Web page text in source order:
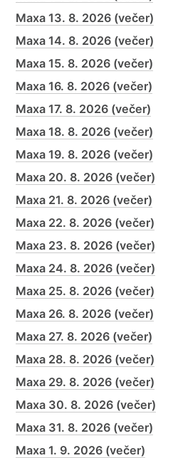
Maxa 13. 8. 2026 (večer)
Maxa 14. 8. 2026 (večer)
Maxa 15. 8. 2026 (večer)
Maxa 16. 8. 2026 (večer)
Maxa 17. 8. 2026 (večer)
Maxa 18. 8. 2026 (večer)
Maxa 19. 8. 2026 (večer)
Maxa 20. 8. 2026 (večer)
Maxa 21. 8. 2026 (večer)
Maxa 22. 8. 2026 (večer)
Maxa 23. 8. 2026 (večer)
Maxa 24. 8. 2026 (večer)
Maxa 25. 8. 2026 (večer)
Maxa 26. 8. 2026 (večer)
Maxa 27. 8. 2026 (večer)
Maxa 28. 8. 2026 (večer)
Maxa 29. 8. 2026 (večer)
Maxa 30. 8. 2026 (večer)
Maxa 31. 8. 2026 (večer)
Maxa 1. 9. 2026 (večer)